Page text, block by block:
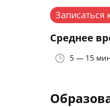
Записаться
Среднее
5 — 15